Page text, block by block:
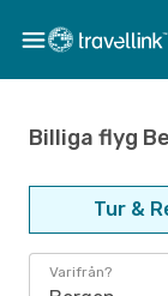
Billiga flyg
Tur &
Varifrån?